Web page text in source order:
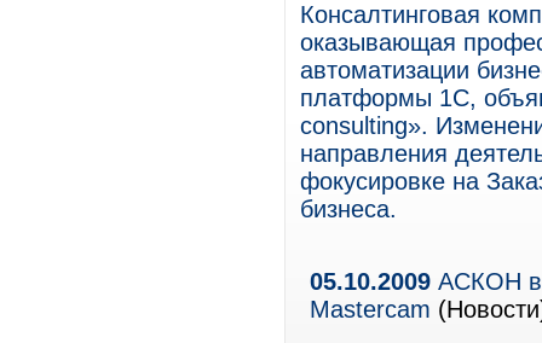
Консалтинговая
оказывающая
автоматизации
платформы 1С,
consulting».
направления
фокусировке на
бизнеса.
05.10.2009 АСКОН
Mastercam